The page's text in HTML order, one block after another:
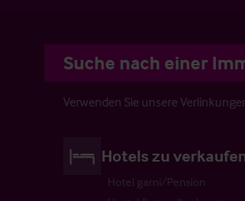
Suche nach einer
Verwenden Sie unsere
Hotels zu
Hotel garni/Pension